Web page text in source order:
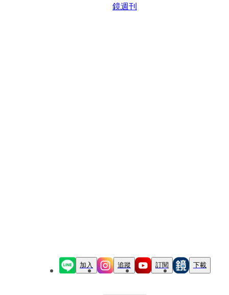
鏡週刊
加入 追蹤 訂閱 下載